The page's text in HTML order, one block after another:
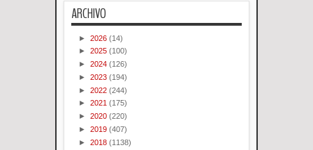
ARCHIVO
► 2026 (14)
► 2025 (100)
► 2024 (126)
► 2023 (194)
► 2022 (244)
► 2021 (175)
► 2020 (220)
► 2019 (407)
► 2018 (1138)